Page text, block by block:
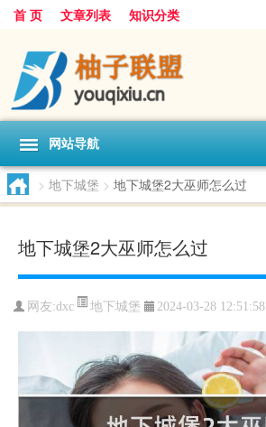
首 页 文章列表 知识分类
网站导航
> 地下城堡 > 地下城堡2大巫师怎么过
地下城堡2大巫师怎么过
网友:dxc 地下城堡 2024-03-28 12:51:58